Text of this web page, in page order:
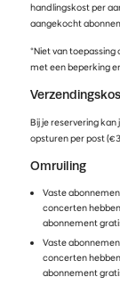
handlingskost per
aangekocht
°Niet van
met een beperking
Bij je reservering
opsturen per post
Omruiling
Vaste
concerten
abonnement
Vaste
concerten
abonnement